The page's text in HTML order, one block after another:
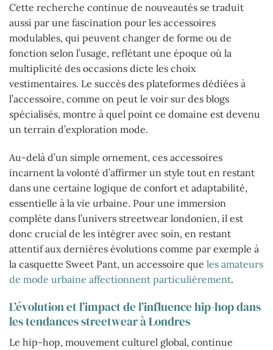
Cette recherche continue de nouveautés se traduit
aussi par une fascination pour les accessoires
modulables, qui peuvent changer de forme ou de
fonction selon l’usage, reflétant une époque où la
multiplicité des occasions dicte les choix
vestimentaires. Le succès des plateformes dédiées à
l’accessoire, comme on peut le voir sur des blogs
spécialisés, montre à quel point ce domaine est devenu
un terrain d’exploration mode.
Au-delà d’un simple ornement, ces accessoires
incarnent la volonté d’affirmer un style tout en restant
dans une certaine logique de confort et adaptabilité,
essentielle à la vie urbaine. Pour une immersion
complète dans l’univers streetwear londonien, il est
donc crucial de les intégrer avec soin, en restant
attentif aux dernières évolutions comme par exemple à
la casquette Sweet Pant, un accessoire que les amateurs
de mode urbaine affectionnent particulièrement.
L’évolution et l’impact de l’influence hip-hop dans
les tendances streetwear à Londres
Le hip-hop, mouvement culturel global, continue